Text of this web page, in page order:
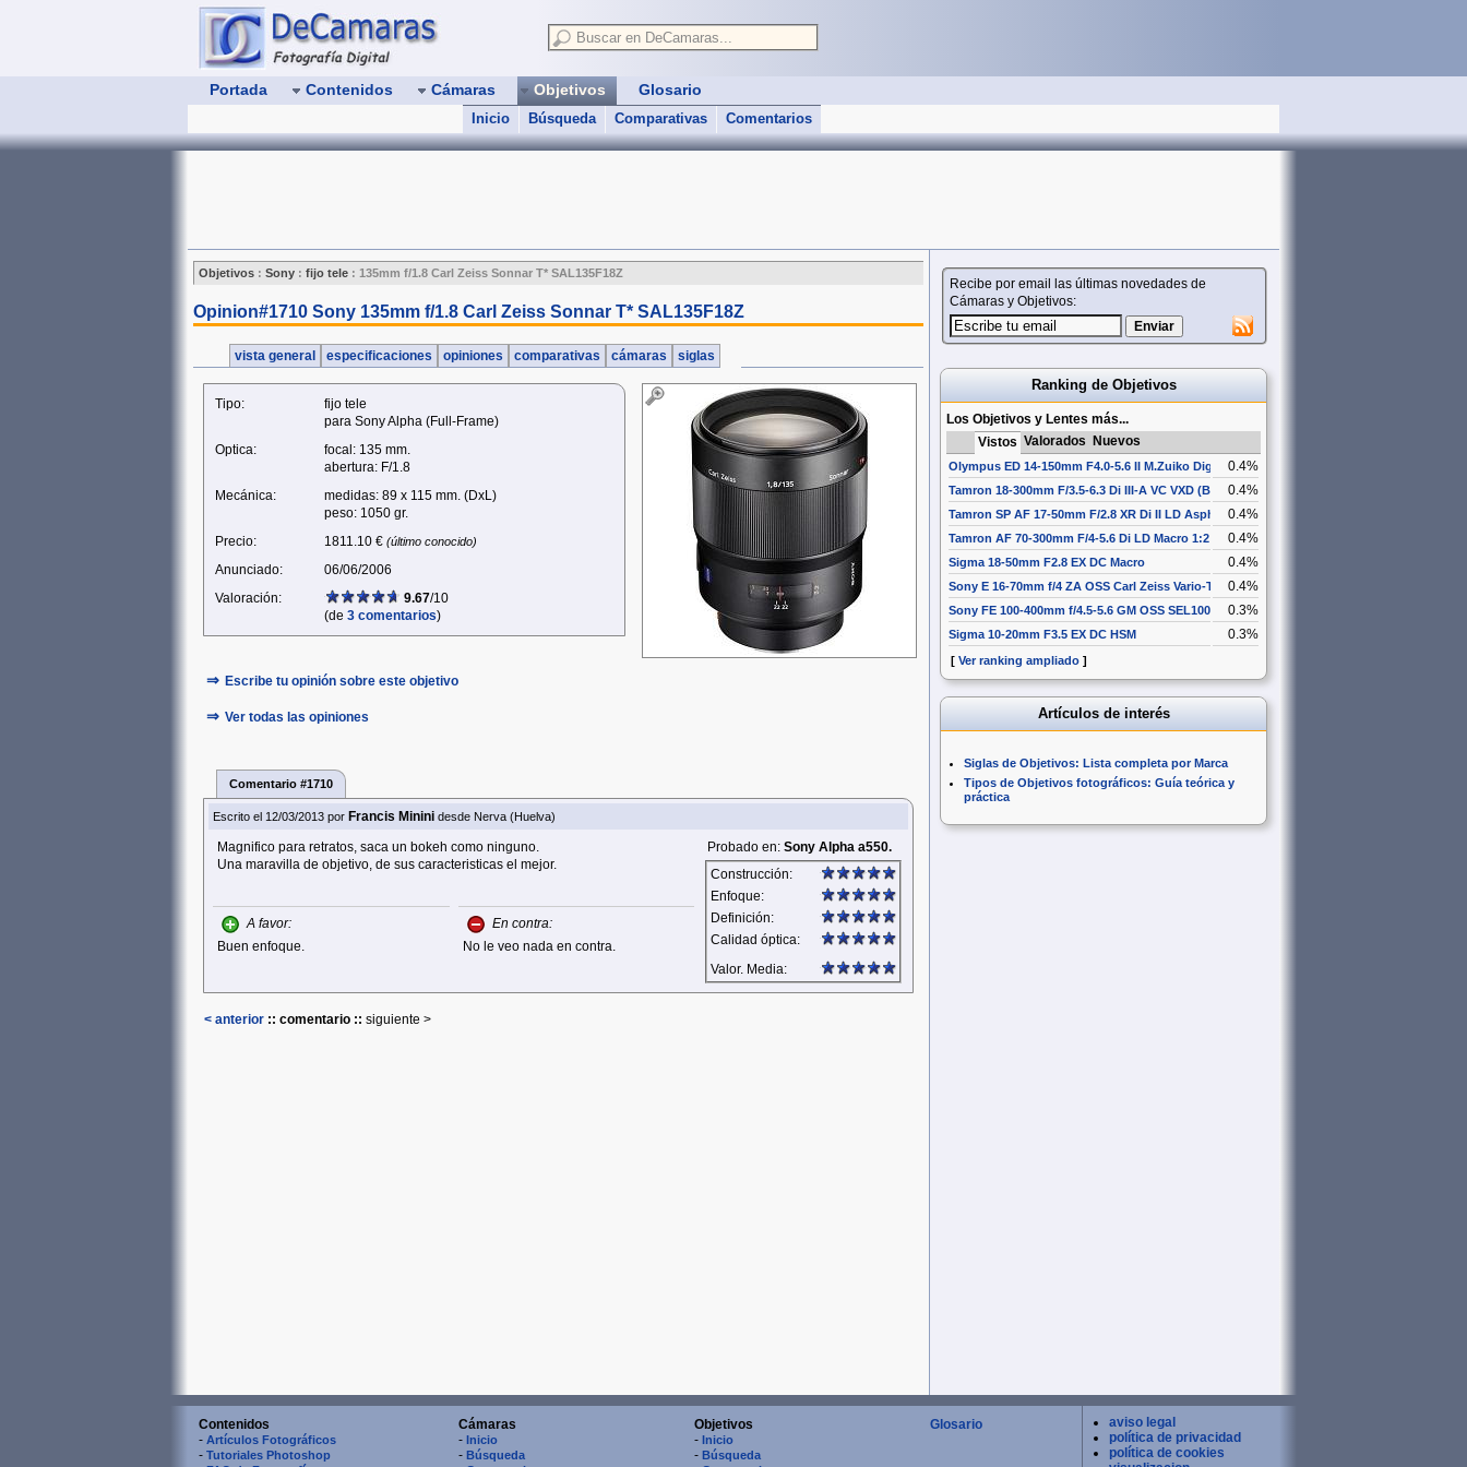
Portada Contenidos Cámaras Objetivos
Inicio Búsqueda Comparativas Comentarios
Glosario
Objetivos : Sony : fijo tele : 135mm f/1.8 Carl Zeiss Sonnar T* SAL135F18Z
Opinion#1710 Sony 135mm f/1.8 Carl Zeiss Sonnar T* SAL135F18Z
vista general especificaciones opiniones comparativas cámaras siglas
Tipo:
fijo tele
para Sony Alpha (Full‑Frame)
Optica:
focal: 135 mm.
abertura: F/1.8
Mecánica:
medidas: 89 x 115 mm. (DxL)
peso: 1050 gr.
Precio:
1811.10 € (último conocido)
Anunciado:
06/06/2006
Valoración:
9.67/10
(de 3 comentarios)
⇒ Escribe tu opinión sobre este objetivo
⇒ Ver todas las opiniones
Comentario #1710
Escrito el 12/03/2013 por Francis Minini desde Nerva (Huelva)
Magnifico para retratos, saca un bokeh como ninguno.
Una maravilla de objetivo, de sus caracteristicas el mejor.
Probado en: Sony Alpha a550.
Construcción:
Enfoque:
Definición:
Calidad óptica:
Valor. Media:
A favor:
Buen enfoque.
En contra:
No le veo nada en contra.
< anterior :: comentario :: siguiente >
Recibe por email las últimas novedades de
Cámaras y Objetivos:
Ranking de Objetivos
Los Objetivos y Lentes más...
Vistos Valorados Nuevos
Olympus ED 14-150mm F4.0-5.6 II M.Zuiko Digital0.4%
Tamron 18-300mm F/3.5-6.3 Di III-A VC VXD (B061)0.4%
Tamron SP AF 17-50mm F/2.8 XR Di II LD Aspherical [IF]
0.4%
Tamron AF 70-300mm F/4-5.6 Di LD Macro 1:2 0.4%
Sigma 18-50mm F2.8 EX DC Macro 0.4%
Sony E 16-70mm f/4 ZA OSS Carl Zeiss Vario-Tessar T* SEL1670Z
0.4%
Sony FE 100-400mm f/4.5-5.6 GM OSS SEL100400GM
0.3%
Sigma 10-20mm F3.5 EX DC HSM 0.3%
[ Ver ranking ampliado ]
Artículos de interés
Siglas de Objetivos: Lista completa por Marca
Tipos de Objetivos fotográficos: Guía teórica y
práctica
Contenidos
- Artículos Fotográficos
- Tutoriales Photoshop
Cámaras
- Inicio
- Búsqueda
Objetivos
- Inicio
- Búsqueda
Glosario
aviso legal
política de privacidad
política de cookies